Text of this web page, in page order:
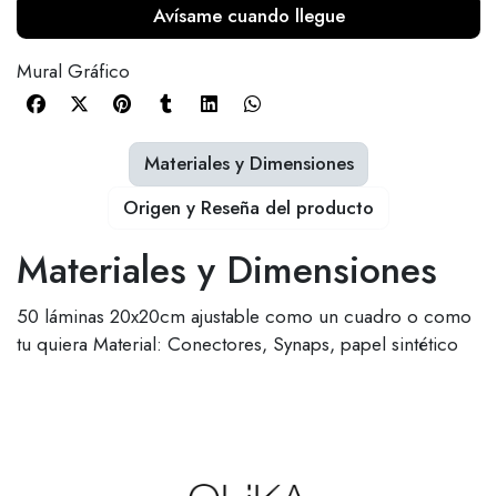
Avísame cuando llegue
Mural Gráfico
Materiales y Dimensiones
50 láminas 20x20cm ajustable como un cuadro o como
tu quiera Material: Conectores, Synaps, papel sintético
Materiales y Dimensiones
Origen y Reseña del producto